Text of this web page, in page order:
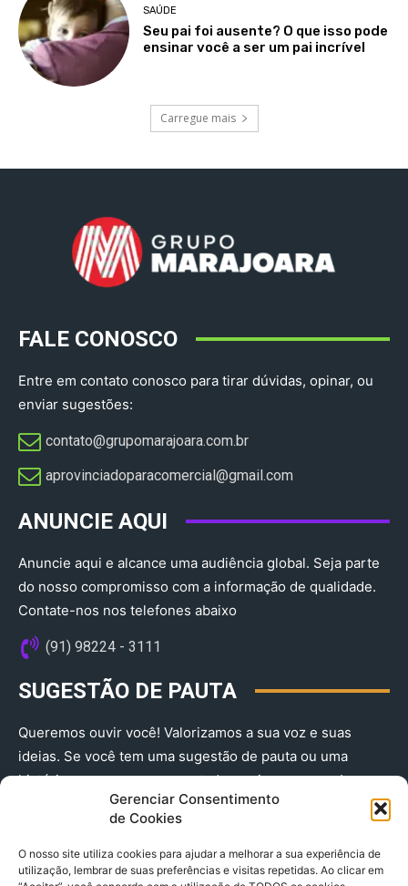
Gerenciar Consentimento
de Cookies
O nosso site utiliza cookies para ajudar a melhorar a sua experiência de
utilização, lembrar de suas preferências e visitas repetidas. Ao clicar em
SAÚDE
Seu pai foi ausente? O que isso pode
ensinar você a ser um pai incrível
Carregue mais
FALE CONOSCO
Entre em contato conosco para tirar dúvidas, opinar, ou
enviar sugestões:
contato@grupomarajoara.com.br
aprovinciadoparacomercial@gmail.com​
ANUNCIE AQUI
Anuncie aqui e alcance uma audiência global. Seja parte
do nosso compromisso com a informação de qualidade.
Contate-nos nos telefones abaixo
(91) 98224 - 3111
SUGESTÃO DE PAUTA
Queremos ouvir você! Valorizamos a sua voz e suas
ideias. Se você tem uma sugestão de pauta ou uma
história que merece ser contada, envie-nos agora!
(91) 98224 - 3111